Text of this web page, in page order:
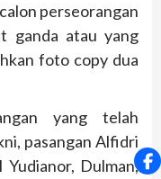
perseorangan
ganda atau yang
foto copy dua
yang telah
pasangan Alfidri
Dulman,